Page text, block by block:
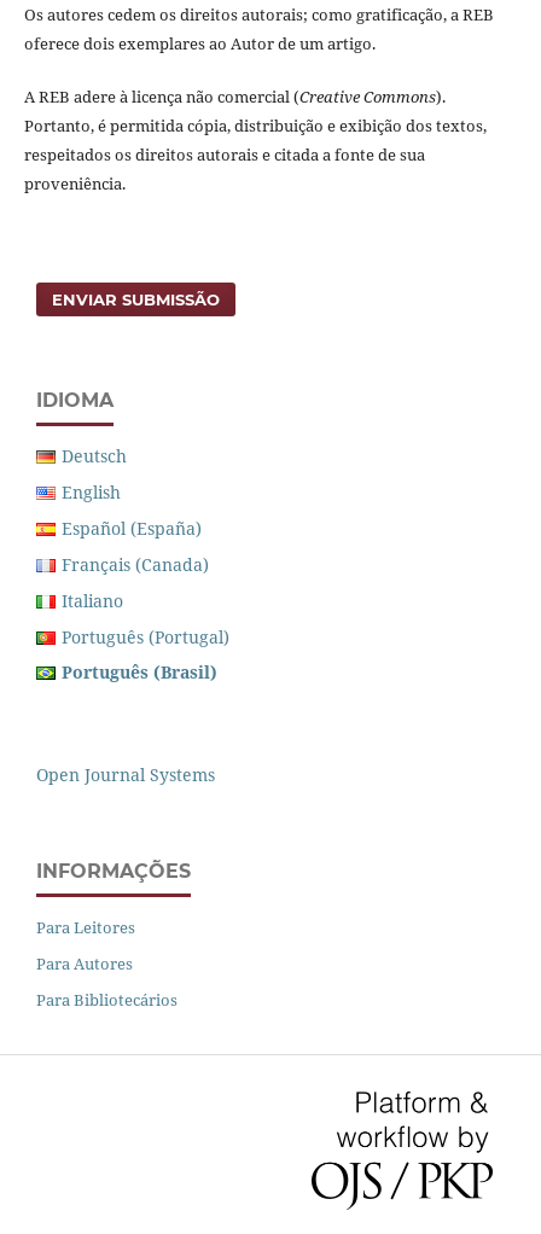
Os autores cedem os direitos autorais; como gratificação, a REB
oferece dois exemplares ao Autor de um artigo.
A REB adere à licença não comercial (Creative Commons).
Portanto, é permitida cópia, distribuição e exibição dos textos,
respeitados os direitos autorais e citada a fonte de sua
proveniência.
ENVIAR SUBMISSÃO
IDIOMA
Deutsch
English
Español (España)
Français (Canada)
Italiano
Português (Portugal)
Português (Brasil)
Open Journal Systems
INFORMAÇÕES
Para Leitores
Para Autores
Para Bibliotecários